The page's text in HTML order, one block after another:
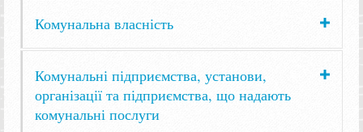
Комунальна власність
Комунальні підприємства, установи,
організації та підприємства, що надають
комунальні послуги